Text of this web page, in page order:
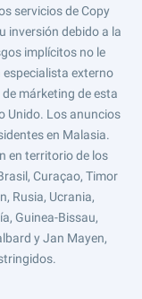
servicios de Copy
inversión debido a la
implícitos no le
externo
márketing de esta
Unido. Los anuncios
en Malasia.
en territorio de los
Curaçao, Timor
Rusia, Ucrania,
Guinea-Bissau,
y Jan Mayen,